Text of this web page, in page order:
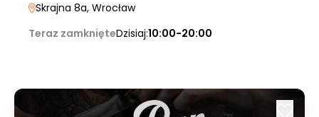
Skrajna 8a, Wrocław
Teraz zamknięteDzisiaj:10:00-20:00